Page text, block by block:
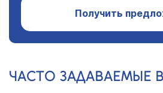
Получить
ЧАСТО ЗАДАВАЕМЫЕ